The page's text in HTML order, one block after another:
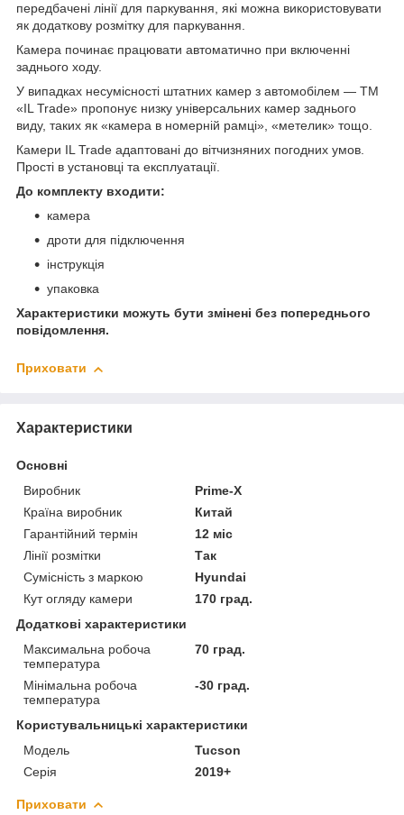
передбачені лінії для паркування, які можна використовувати
як додаткову розмітку для паркування.
Камера починає працювати автоматично при включенні
заднього ходу.
У випадках несумісності штатних камер з автомобілем — TM
«IL Trade» пропонує низку універсальних камер заднього
виду, таких як «камера в номерній рамці», «метелик» тощо.
Камери IL Trade адаптовані до вітчизняних погодних умов.
Прості в установці та експлуатації.
До комплекту входити:
камера
дроти для підключення
інструкція
упаковка
Характеристики можуть бути змінені без попереднього
повідомлення.
Приховати
Характеристики
Основні
Виробник
Prime-X
Країна виробник
Китай
Гарантійний термін
12 міс
Лінії розмітки
Так
Сумісність з маркою
Hyundai
Кут огляду камери
170 град.
Додаткові характеристики
Максимальна робоча
температура
70 град.
Мінімальна робоча
температура
-30 град.
Користувальницькі характеристики
Мoдель
Tucson
Серія
2019+
Приховати